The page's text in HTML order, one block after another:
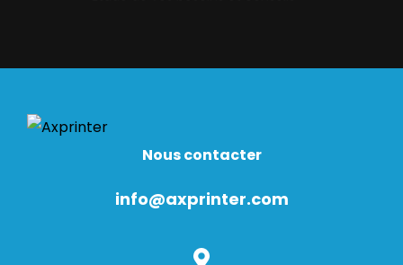
Nous contacter
info@axprinter.com